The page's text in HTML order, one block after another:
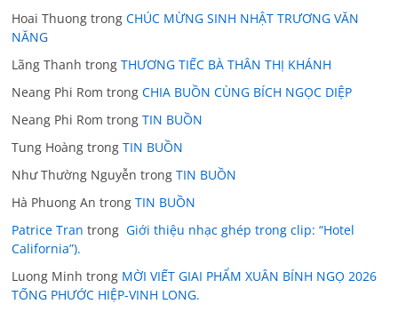
Hoai Thuong trongCHÚC MỪNG SINH NHẬT TRƯƠNG VĂN
NĂNG
Lãng Thanh trongTHƯƠNG TIẾC BÀ THÂN THỊ KHÁNH
Neang Phi Rom trongCHIA BUỒN CÙNG BÍCH NGỌC DIỆP
Neang Phi Rom trongTIN BUỒN
Tung Hoàng trongTIN BUỒN
Như Thường Nguyễn trongTIN BUỒN
Hà Phuong An trongTIN BUỒN
Patrice Tran trong Giới thiệu nhạc ghép trong clip: “Hotel
California”).
Luong Minh trong MỜI VIẾT GIAI PHẨM XUÂN BÍNH NGỌ 2026
TỐNG PHƯỚC HIỆP-VINH LONG.